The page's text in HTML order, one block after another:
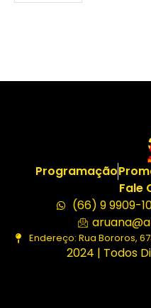
Programação
Fale
(66) 9 9909-
Endereço: Rua Bororos,
2024 | Todos